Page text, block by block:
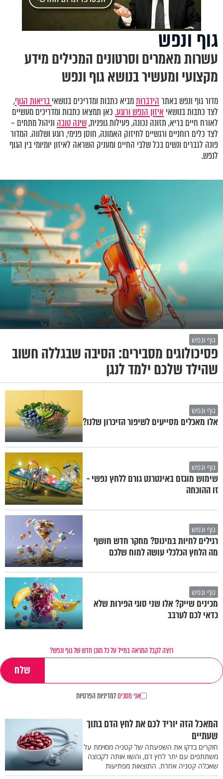
גוף ונפש
עשרות מאמרים וסרטונים המכילים מידע
מקצועי ומעשיר בנושא גוף ונפש
מדור גוף ונפש באתרהידברותמביא כתבות ומדריכים בנושאיבריאות הגוף,
לצד כתבות בנושאי איזון הנפש ורוגע.כאן תמצאו כתבות ומדריכים מעשיים
לאורח חיים בריא, תזונה נכונה, פעילות גופנית,שינה טובה וניהול מתחים –
לצד כלים רוחניים ורגשיים לחיזוק האמונה, חוסן פנימי, רוגע ושלווה. המדור
פונה לגברים ונשים בכל שלבי החיים ומעניק השראה לאיזון יומיומי בין הגוף
לנפש.
גוף ונפש
פסיכולוגים מסבירים: הסיבה שבגללה חשוב
שהילד שלכם ילמד לנגן
גוף ונפש
אלו מאכלים מסייעים לשיפור הזיכרון שלנו?
גוף ונפש
שימוש מוגזם באינטרנט גורם ללחץ נפשי -
זו ההוכחה
גוף ונפש
רגילים לחיות במינוס? מחקר חדש חושף
מה הלחץ הכלכלי עושה למוח שלכם
גוף ונפש
מכינים שייק? אלו שני סוגי הפירות שלא
כדאי לכם לערבב
רוצה לקבל התראה במייל על כל תוכן חדש של גוף ונפש?
אני מסכיםלמדיניות הפרטיות
המאכל הזה יוריד לכם את לחץ הדם בתוך
שעתיים
חוקרים בדקו את השפעתה של קטניה מסוימת על
משתתפים עם יתר לחץ דם, והשוו אותה לקבוצה
שאכלה קטניה אחרת. התוצאות מפתיעות